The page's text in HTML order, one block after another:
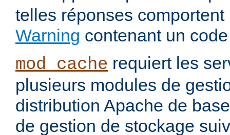
telles réponses
Warning contenant un
mod_cache requiert les
plusieurs modules de
distribution Apache de
de gestion de stockage